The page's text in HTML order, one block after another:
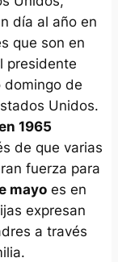
día al año en
que son en
presidente
domingo de
Unidos.
1965
de que varias
fuerza para
mayoes en
expresan
a través